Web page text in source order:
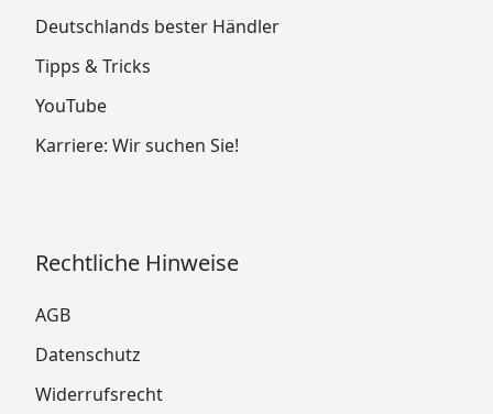
Deutschlands bester Händler
Tipps & Tricks
YouTube
Karriere: Wir suchen Sie!
Rechtliche Hinweise
AGB
Datenschutz
Widerrufsrecht